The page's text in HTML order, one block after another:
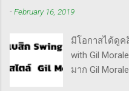
ราคาร่วงถึง
เขามองระยะ
ราคาในระยะ
ไม่ควรอยู่ในต
-February 16, 2019
มีโอกาสได้ดูค
with Gil
มาก Gil